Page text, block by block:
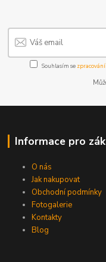
Souhlasím se
Informace pro
O nás
Jak nakupovat
Obchodní podmínky
Fotogalerie
Kontakty
Blog